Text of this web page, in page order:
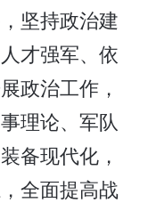
坚持政治建
才强军、依
政治工作，
理论、军队
备现代化，
全面提高战